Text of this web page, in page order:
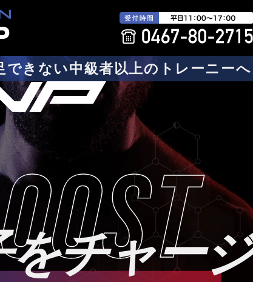
きない中級者以上のトレーニーへ
チャージ